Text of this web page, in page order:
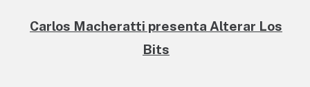
Carlos Macheratti presenta Alterar Los
Bits